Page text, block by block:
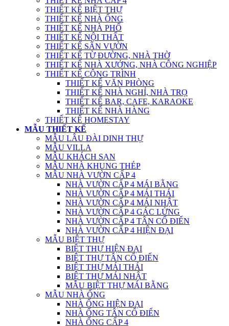
THIẾT KẾ BIỆT THỰ
THIẾT KẾ NHÀ ỐNG
THIẾT KẾ NHÀ PHỐ
THIẾT KẾ NỘI THẤT
THIẾT KẾ SÂN VƯỜN
THIẾT KẾ TỪ ĐƯỜNG, NHÀ THỜ
THIẾT KẾ NHÀ XƯỞNG, NHÀ CÔNG NGHIỆP
THIẾT KẾ CÔNG TRÌNH
THIẾT KẾ VĂN PHÒNG
THIẾT KẾ NHÀ NGHỈ, NHÀ TRỌ
THIẾT KẾ BAR, CAFE, KARAOKE
THIẾT KẾ NHÀ HÀNG
THIẾT KẾ HOMESTAY
MẪU THIẾT KẾ
MẪU LÂU ĐÀI DINH THỰ
MẪU VILLA
MẪU KHÁCH SẠN
MẪU NHÀ KHUNG THÉP
MẪU NHÀ VƯỜN CẤP 4
NHÀ VƯỜN CẤP 4 MÁI BẰNG
NHÀ VƯỜN CẤP 4 MÁI THÁI
NHÀ VƯỜN CẤP 4 MÁI NHẬT
NHÀ VƯỜN CẤP 4 GÁC LỬNG
NHÀ VƯỜN CẤP 4 TÂN CỔ ĐIỂN
NHÀ VƯỜN CẤP 4 HIỆN ĐẠI
MẪU BIỆT THỰ
BIỆT THỰ HIỆN ĐẠI
BIỆT THỰ TÂN CỔ ĐIỂN
BIỆT THỰ MÁI THÁI
BIỆT THỰ MÁI NHẬT
MẪU BIỆT THỰ MÁI BẰNG
MẪU NHÀ ỐNG
NHÀ ỐNG HIỆN ĐẠI
NHÀ ỐNG TÂN CỔ ĐIỂN
NHÀ ỐNG CẤP 4